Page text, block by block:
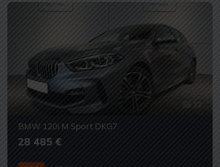
22
BMW 120i M Sport DKG7
28 485 €